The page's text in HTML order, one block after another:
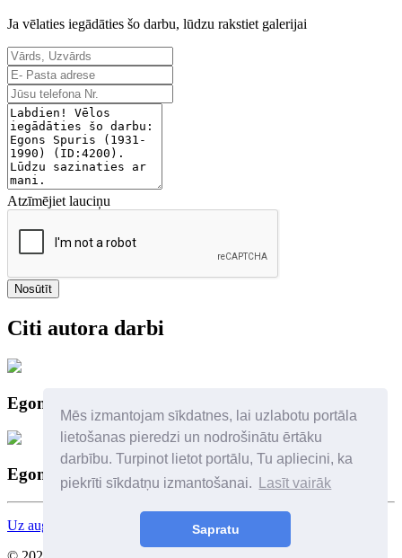
Mēs izmantojam sīkdatnes, lai uzlabotu portāla
lietošanas pieredzi un nodrošinātu ērtāku
darbību. Turpinot lietot portālu, Tu apliecini, ka
piekrīti sīkdatņu izmantošanai.
Lasīt vairāk
Sapratu
Ja vēlaties iegādāties šo darbu, lūdzu rakstiet galerijai
Atzīmējiet lauciņu
Nosūtīt
Citi autora darbi
Egons Spuris (1931-1990)
Egons Spuris (1931-1990)
Uz augšu